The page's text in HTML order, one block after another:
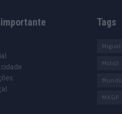
Tags
Moto3
MXGP